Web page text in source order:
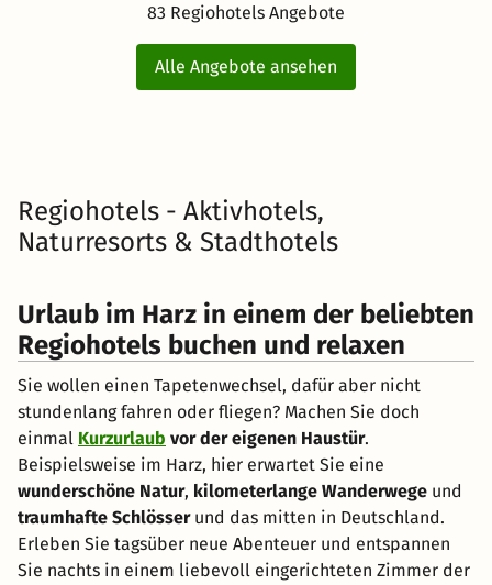
83 Regiohotels Angebote
Alle Angebote ansehen
Regiohotels - Aktivhotels,
Naturresorts & Stadthotels
Urlaub im Harz in einem der beliebten
Regiohotels buchen und relaxen
Sie wollen einen Tapetenwechsel, dafür aber nicht
stundenlang fahren oder fliegen? Machen Sie doch
einmal Kurzurlaub vor der eigenen Haustür.
Beispielsweise im Harz, hier erwartet Sie eine
wunderschöne Natur, kilometerlange Wanderwege und
traumhafte Schlösserund das mitten in Deutschland.
Erleben Sie tagsüber neue Abenteuer und entspannen
Sie nachts in einem liebevoll eingerichteten Zimmer der